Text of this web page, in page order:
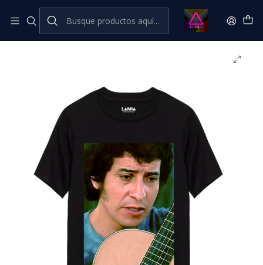
💥​ESTRENOS​ Polera Victor Jara Línea Premium #4